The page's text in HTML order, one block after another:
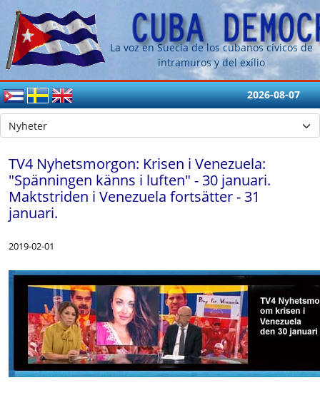
La voz en Suecia de los cubanos cívicos de
intramuros y del exílio
2026-08-07
TV4 Nyhetsmorgon: Krisen i Venezuela:
"Spänningen känns i luften" - 30 januari.
Maktstriden i Venezuela fortsätter - 31
januari.
2019-02-01